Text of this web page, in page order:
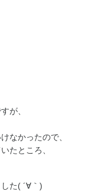
が、
なかったので、
たところ、
た( ´∀｀)